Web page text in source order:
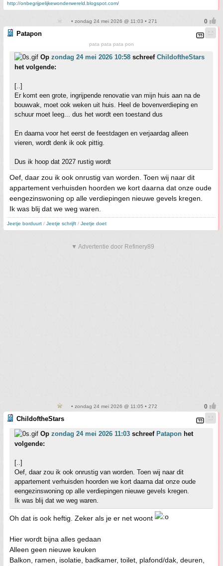
http://onbegrijpelijkewonderwereld.blogspot.com/
• zondag 24 mei 2026 @ 11:03 • 271
Patapon
pata pata pata pon
Op zondag 24 mei 2026 10:58 schreef ChildoftheStars
het volgende:
[..]
Er komt een grote, ingrijpende renovatie van mijn huis aan na de
bouwvak, moet ook weken uit huis. Heel de bovenverdieping en
schuur moet leeg... dus het wordt een toestand dus
En daarna voor het eerst de feestdagen en verjaardag alleen
vieren, wordt denk ik ook pittig.
Dus ik hoop dat 2027 rustig wordt
Oef, daar zou ik ook onrustig van worden. Toen wij naar dit
appartement verhuisden hoorden we kort daarna dat onze oude
eengezinswoning op alle verdiepingen nieuwe gevels kregen.
Ik was blij dat we weg waren.
Jeetje borduurt / Jeetje schrijft / Jeetje doet
▼ Advertentie door Refinery89
• zondag 24 mei 2026 @ 11:05 • 272
ChildoftheStars
Op zondag 24 mei 2026 11:03 schreef Patapon het
volgende:
[..]
Oef, daar zou ik ook onrustig van worden. Toen wij naar dit
appartement verhuisden hoorden we kort daarna dat onze oude
eengezinswoning op alle verdiepingen nieuwe gevels kregen.
Ik was blij dat we weg waren.
Oh dat is ook heftig. Zeker als je er net woont
Hier wordt bijna alles gedaan
Alleen geen nieuwe keuken
Balkon, ramen, isolatie, badkamer, toilet, plafond/dak, deuren,